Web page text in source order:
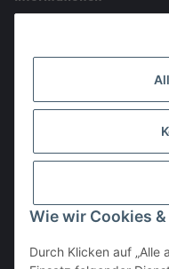
Wie wir Cookies
Durch Klicken auf „Alle